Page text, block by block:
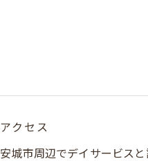
アクセス
安城市周辺でデイサービス